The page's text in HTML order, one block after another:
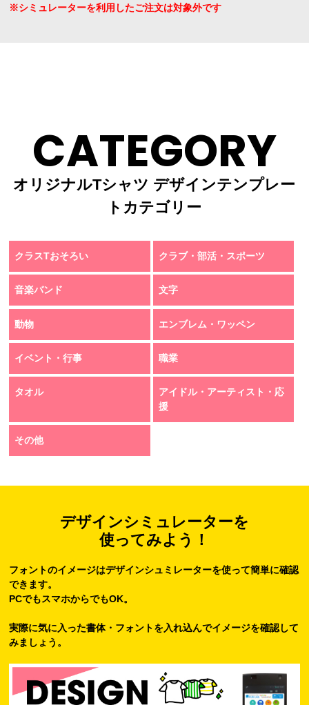
※シミュレーターを利用したご注文は対象外です
CATEGORY
オリジナルTシャツ デザインテンプレー
トカテゴリー
クラスTおそろい クラブ・部活・スポーツ
音楽バンド 文字
動物 エンブレム・ワッペン
イベント・行事 職業
タオル
アイドル・アーティスト・応
援
その他
デザインシミュレーターを
使ってみよう！
フォントのイメージはデザインシュミレーターを使って簡単に確認
できます。
PCでもスマホからでもOK。
実際に気に入った書体・フォントを入れ込んでイメージを確認して
みましょう。